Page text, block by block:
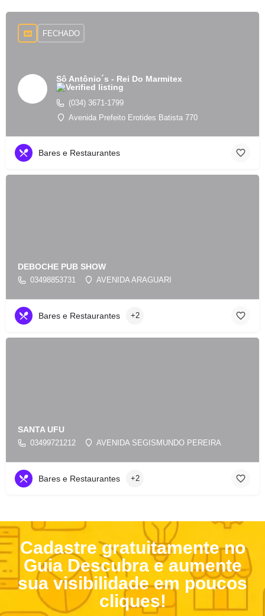
Sô Antônio´s - Rei Do Marmitex
(034) 3671-1799
Avenida Prefeito Erotides Batista 770
FECHADO
Bares e Restaurantes
DEBOCHE PUB SHOW
03498853731 AVENIDA ARAGUARI
Bares e Restaurantes +2
SANTA UFU
03499721212 AVENIDA SEGISMUNDO PEREIRA
Bares e Restaurantes +2
Cadastre gratuitamente no
Guia Descubra e aumente
sua visibilidade em poucos
cliques!